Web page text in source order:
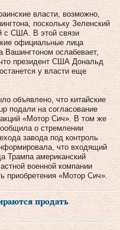
власти, возможно,
поскольку Зеленский
с США. В этой связи
официальные лица
Вашингтоном ослабевает,
президент США Дональд
у власти еще
объявлено, что китайские
подали на согласование
«Мотор Сич». В том же
о стремлении
завода под контроль
что входящий
Трампа американский
военной компании
приобретения «Мотор Сич».
продать